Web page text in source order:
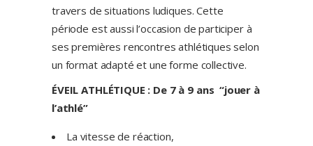
travers de situations ludiques. Cette
période est aussi l’occasion de participer à
ses premières rencontres athlétiques selon
un format adapté et une forme collective.
ÉVEIL ATHLÉTIQUE : De 7 à 9 ans “jouer à
l’athlé”
La vitesse de réaction,